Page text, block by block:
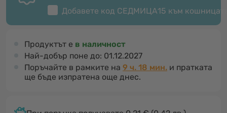
Добавете код СЕДМИЦА15 към
Продуктът е в наличност
Най-добър поне до: 01.12.2027
Поръчайте в рамките на 9 ч. 18 мин. и пратката
ще бъде изпратена още днес.